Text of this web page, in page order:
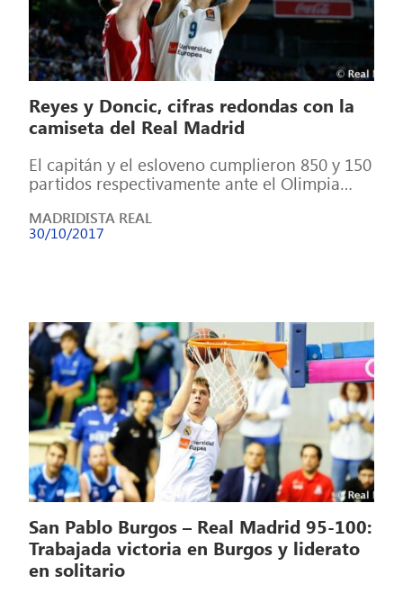
Reyes y Doncic, cifras redondas con la
camiseta del Real Madrid
El capitán y el esloveno cumplieron 850 y 150
partidos respectivamente ante el Olimpia
MADRIDISTA REAL
30/10/2017
San Pablo Burgos – Real Madrid 95-100:
Trabajada victoria en Burgos y liderato
en solitario